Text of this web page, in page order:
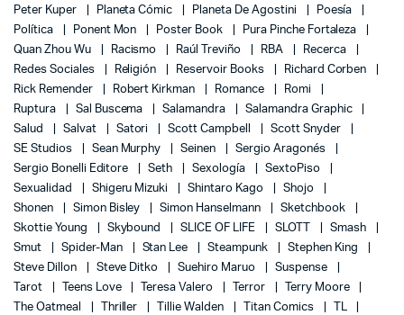
Peter Kuper
Planeta Cómic Planeta De Agostini
Poesía
Política
Ponent Mon Poster Book
Pura Pinche Fortaleza
Quan Zhou Wu
Racismo Raúl Treviño RBA
Recerca
Redes Sociales
Religión Reservoir Books
Richard Corben
Rick Remender
Robert Kirkman Romance
Romi
Ruptura
Sal Buscema Salamandra
Salamandra Graphic
Salud
Salvat Satori Scott Campbell
Scott Snyder
SE Studios
Sean Murphy Seinen
Sergio Aragonés
Sergio Bonelli Editore
Seth Sexología
SextoPiso
Sexualidad
Shigeru Mizuki Shintaro Kago
Shojo
Shonen
Simon Bisley Simon Hanselmann
Sketchbook
Skottie Young
Skybound SLICE OF LIFE SLOTT
Smash
Smut
Spider-Man Stan Lee Steampunk
Stephen King
Steve Dillon
Steve Ditko Suehiro Maruo
Suspense
Tarot
Teens Love Teresa Valero Terror
Terry Moore
The Oatmeal
Thriller Tillie Walden Titan Comics TL